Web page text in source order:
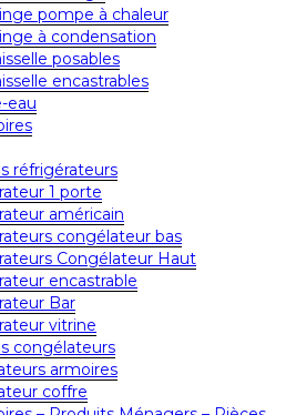
pompe à chaleur
à condensation
posables
encastrables
eau
réfrigérateurs
1 porte
américain
congélateur bas
Congélateur Haut
encastrable
Bar
vitrine
congélateurs
armoires
coffre